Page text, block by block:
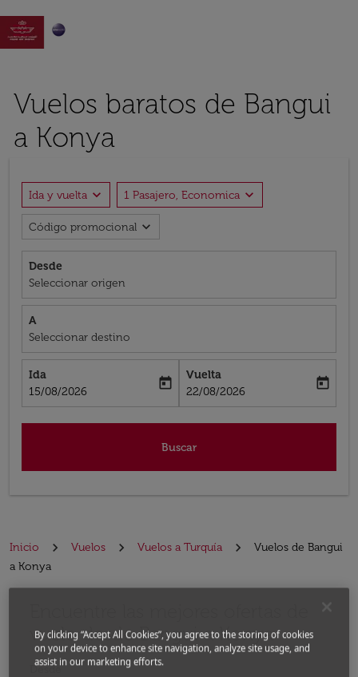

Vuelos baratos de Bangui
a Konya
Ida y vuelta expand_more 1 Pasajero, Economica expand_more
Código promocional expand_more
Desde
Seleccionar origen
A
Seleccionar destino
Ida
fc-booking-departure-date-aria-label
15/08/2026
today
Vuelta
fc-booking-return-date-aria-label
22/08/2026
today
Buscar
Inicio Vuelos Vuelos a Turquía
Vuelos de Bangui
a Konya
vuelo desde Bangui a Konya
Desde
By clicking “Accept All Cookies”, you agree to the storing of cookies
on your device to enhance site navigation, analyze site usage, and
assist in our marketing efforts.